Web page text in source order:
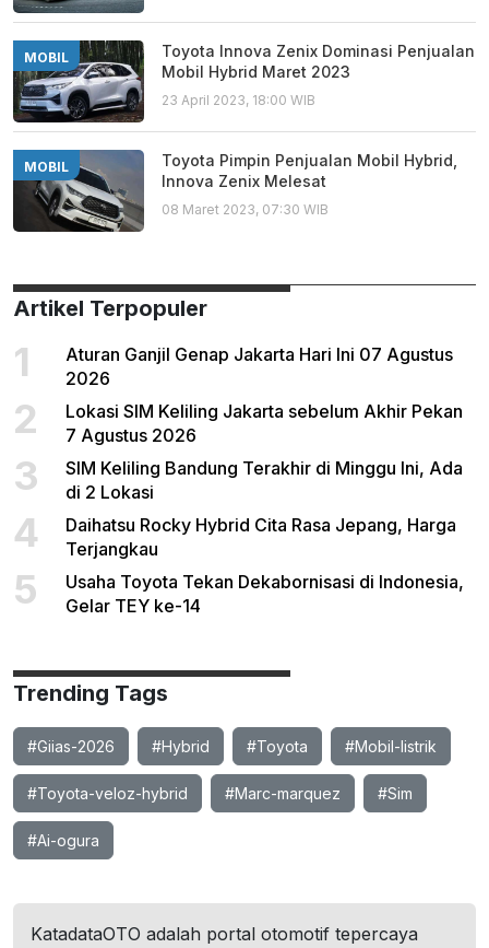
MOBIL
Toyota Innova Zenix Dominasi Penjualan
Mobil Hybrid Maret 2023
23 April 2023, 18:00 WIB
MOBIL
Toyota Pimpin Penjualan Mobil Hybrid,
Innova Zenix Melesat
08 Maret 2023, 07:30 WIB
Artikel Terpopuler
1
Aturan Ganjil Genap Jakarta Hari Ini 07 Agustus
2026
2
Lokasi SIM Keliling Jakarta sebelum Akhir Pekan
7 Agustus 2026
3
SIM Keliling Bandung Terakhir di Minggu Ini, Ada
di 2 Lokasi
4
Daihatsu Rocky Hybrid Cita Rasa Jepang, Harga
Terjangkau
5
Usaha Toyota Tekan Dekabornisasi di Indonesia,
Gelar TEY ke-14
Trending Tags
#Giias-2026 #Hybrid #Toyota #Mobil-listrik
#Toyota-veloz-hybrid #Marc-marquez #Sim
#Ai-ogura
KatadataOTO adalah portal otomotif tepercaya